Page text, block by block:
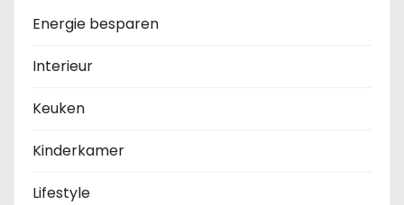
Energie besparen
Interieur
Keuken
Kinderkamer
Lifestyle